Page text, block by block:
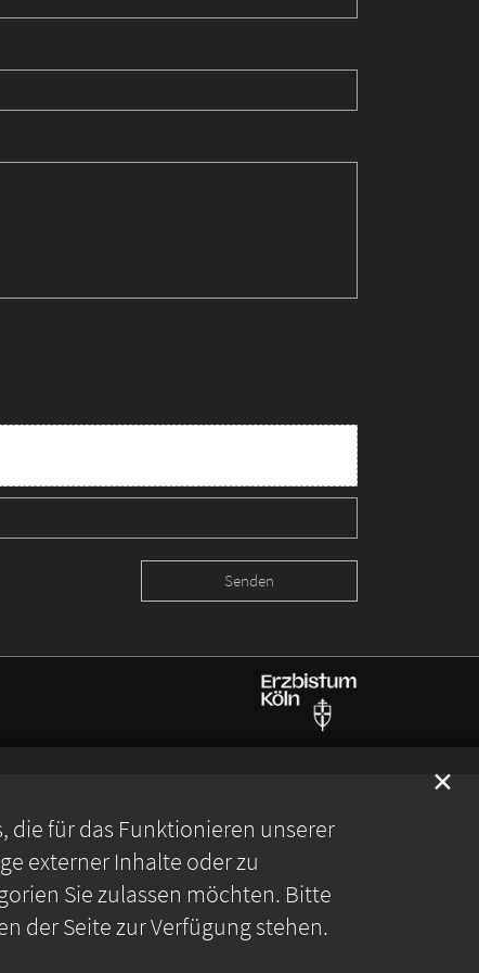
die für das Funktionieren unserer
externer Inhalte oder zu
Sie zulassen möchten. Bitte
der Seite zur Verfügung stehen.
✕